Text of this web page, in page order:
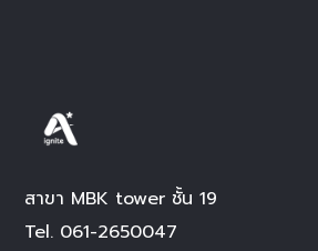
สาขา MBK tower ชั้น 19
Tel. 061-2650047